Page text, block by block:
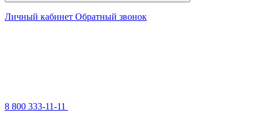
Личный кабинет Обратный звонок
8 800 333-11-11